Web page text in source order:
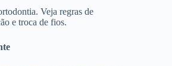
Veja regras de
e troca de fios.